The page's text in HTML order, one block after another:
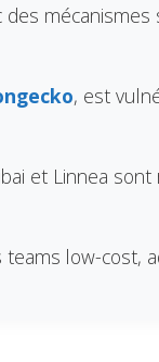
, est
et Linnea
low-cost,